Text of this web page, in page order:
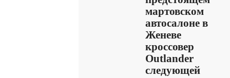
мартовском
автосалоне в
Женеве
кроссовер
Outlander
следующей